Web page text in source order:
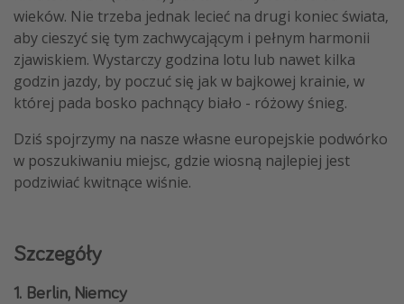
wieków. Nie trzeba jednak lecieć na drugi koniec świata,
aby cieszyć się tym zachwycającym i pełnym harmonii
zjawiskiem. Wystarczy godzina lotu lub nawet kilka
godzin jazdy, by poczuć się jak w bajkowej krainie, w
której pada bosko pachnący biało - różowy śnieg.
Dziś spojrzymy na nasze własne europejskie podwórko
w poszukiwaniu miejsc, gdzie wiosną najlepiej jest
podziwiać kwitnące wiśnie.
Szczegóły
1. Berlin, Niemcy